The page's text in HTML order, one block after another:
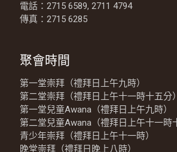
電話：2715 6589, 2711 4794
傳真：2715 6285
聚會時間
第一堂崇拜（禮拜日上午九時）
第二堂崇拜（禮拜日上午十一時十五分）
第一堂兒童Awana（禮拜日上午九時）
第二堂兒童Awana（禮拜日上午十一時
青少年崇拜（禮拜日上午十一時）
晚堂崇拜（禮拜日晚上八時）